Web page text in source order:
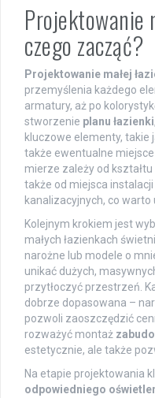
Projektowanie
czego zacząć?
Projektowanie małej
przemyślenia każdego
armatury, aż po
stworzenie planu łazienki
kluczowe elementy, takie
także ewentualne miejsce
mierze zależy od
także od miejsca
kanalizacyjnych, co
Kolejnym krokiem jest
małych łazienkach
narożne lub modele o
unikać dużych,
przytłoczyć przestrzeń.
dobrze dopasowana –
pozwoli zaoszczędzić
rozważyć montaż
estetycznie, ale także
Na etapie projektowania
odpowiedniego